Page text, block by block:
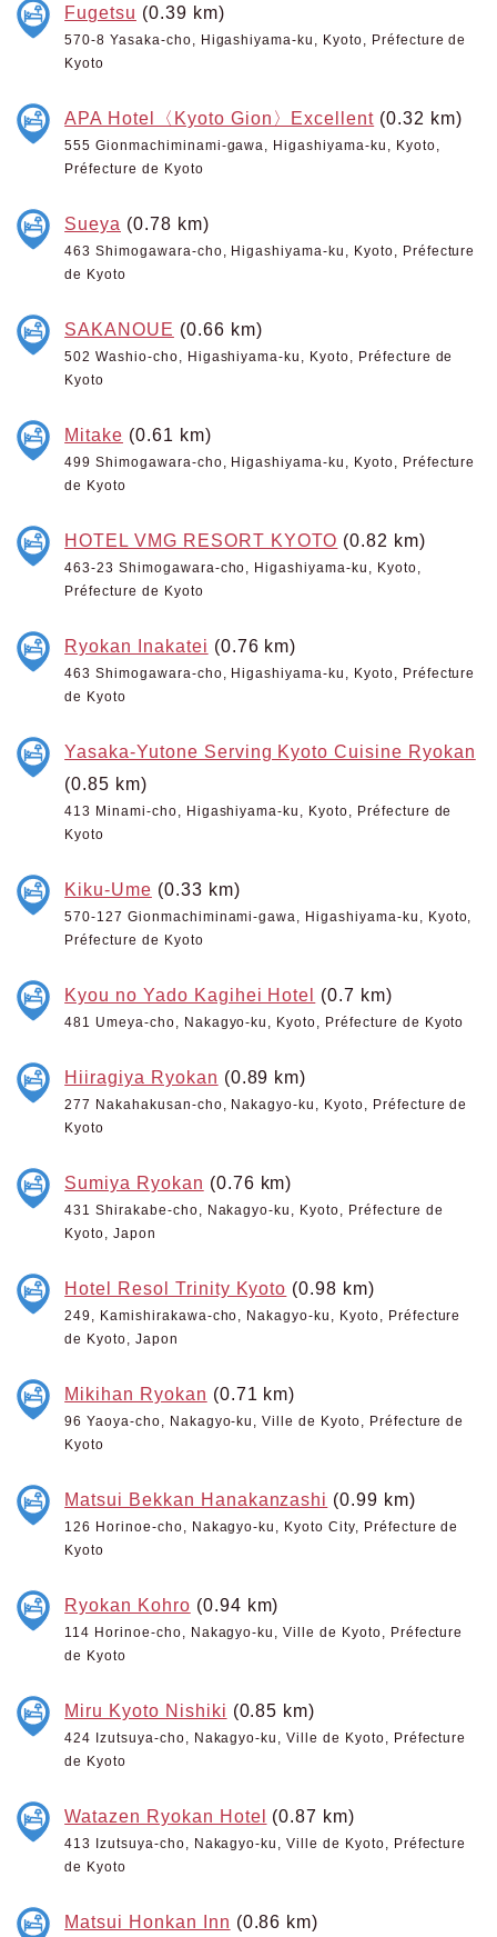
Fugetsu (0.39 km)
570-8 Yasaka-cho, Higashiyama-ku, Kyoto, Préfecture de
Kyoto
APA Hotel〈Kyoto Gion〉Excellent (0.32 km)
555 Gionmachiminami-gawa, Higashiyama-ku, Kyoto,
Préfecture de Kyoto
Sueya (0.78 km)
463 Shimogawara-cho, Higashiyama-ku, Kyoto, Préfecture
de Kyoto
SAKANOUE (0.66 km)
502 Washio-cho, Higashiyama-ku, Kyoto, Préfecture de
Kyoto
Mitake (0.61 km)
499 Shimogawara-cho, Higashiyama-ku, Kyoto, Préfecture
de Kyoto
HOTEL VMG RESORT KYOTO (0.82 km)
463-23 Shimogawara-cho, Higashiyama-ku, Kyoto,
Préfecture de Kyoto
Ryokan Inakatei (0.76 km)
463 Shimogawara-cho, Higashiyama-ku, Kyoto, Préfecture
de Kyoto
Yasaka-Yutone Serving Kyoto Cuisine Ryokan
(0.85 km)
413 Minami-cho, Higashiyama-ku, Kyoto, Préfecture de
Kyoto
Kiku-Ume (0.33 km)
570-127 Gionmachiminami-gawa, Higashiyama-ku, Kyoto,
Préfecture de Kyoto
Kyou no Yado Kagihei Hotel (0.7 km)
481 Umeya-cho, Nakagyo-ku, Kyoto, Préfecture de Kyoto
Hiiragiya Ryokan (0.89 km)
277 Nakahakusan-cho, Nakagyo-ku, Kyoto, Préfecture de
Kyoto
Sumiya Ryokan (0.76 km)
431 Shirakabe-cho, Nakagyo-ku, Kyoto, Préfecture de
Kyoto, Japon
Hotel Resol Trinity Kyoto (0.98 km)
249, Kamishirakawa-cho, Nakagyo-ku, Kyoto, Préfecture
de Kyoto, Japon
Mikihan Ryokan (0.71 km)
96 Yaoya-cho, Nakagyo-ku, Ville de Kyoto, Préfecture de
Kyoto
Matsui Bekkan Hanakanzashi (0.99 km)
126 Horinoe-cho, Nakagyo-ku, Kyoto City, Préfecture de
Kyoto
Ryokan Kohro (0.94 km)
114 Horinoe-cho, Nakagyo-ku, Ville de Kyoto, Préfecture
de Kyoto
Miru Kyoto Nishiki (0.85 km)
424 Izutsuya-cho, Nakagyo-ku, Ville de Kyoto, Préfecture
de Kyoto
Watazen Ryokan Hotel (0.87 km)
413 Izutsuya-cho, Nakagyo-ku, Ville de Kyoto, Préfecture
de Kyoto
Matsui Honkan Inn (0.86 km)